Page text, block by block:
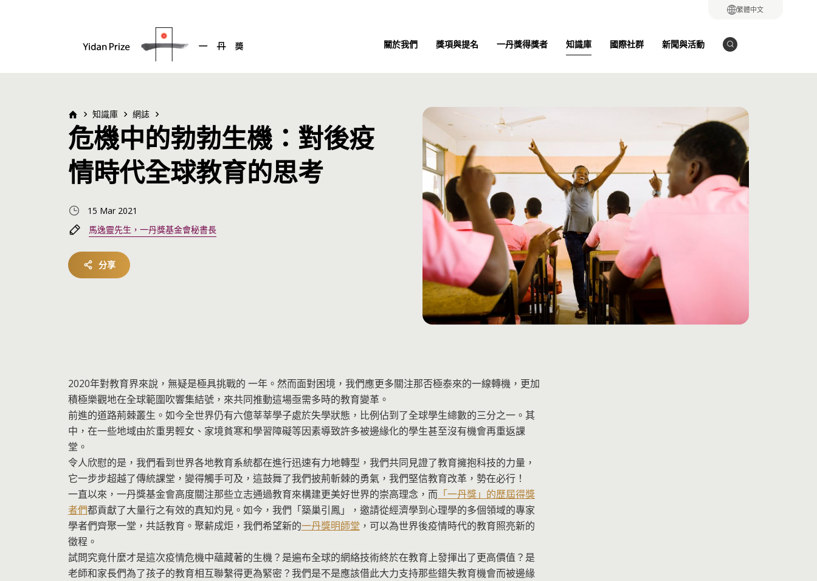
繁體中文
關於我們 獎項與提名 一丹獎得獎者 知識庫 國際社群 新聞與活動
知識庫 網誌
危機中的勃勃生機：對後疫
情時代全球教育的思考
15 Mar 2021
馬逸靈先生，一丹獎基金會秘書長
分享
2020年對教育界來說，無疑是極具挑戰的 一年。然而面對困境，我們應更多關注那否極泰來的一線轉機，更加
積極樂觀地在全球範圍吹響集結號，來共同推動這場亟需多時的教育變革。
前進的道路荊棘叢生。如今全世界仍有六億莘莘學子處於失學狀態，比例佔到了全球學生總數的三分之一。其
中，在一些地域由於重男輕女、家境貧寒和學習障礙等因素導致許多被邊緣化的學生甚至沒有機會再重返課
堂。
令人欣慰的是，我們看到世界各地教育系統都在進行迅速有力地轉型，我們共同見證了教育擁抱科技的力量，
它一步步超越了傳統課堂，變得觸手可及，這鼓舞了我們披荊斬棘的勇氣，我們堅信教育改革，勢在必行！
一直以來，一丹獎基金會高度關注那些立志通過教育來構建更美好世界的崇高理念，而「一丹獎」的歷屆得獎
者們都貢獻了大量行之有效的真知灼見。如今，我們「築巢引鳳」，邀請從經濟學到心理學的多個領域的專家
學者們齊聚一堂，共話教育。聚薪成炬，我們希望新的一丹獎明師堂 ，可以為世界後疫情時代的教育照亮新的
徵程。
試問究竟什麼才是這次疫情危機中蘊藏著的生機？是遍布全球的網絡技術終於在教育上發揮出了更高價值？是
老師和家長們為了孩子的教育相互聯繫得更為緊密？我們是不是應該借此大力支持那些錯失教育機會而被邊緣